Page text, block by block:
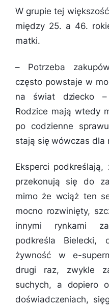
W grupie tej
między 25. a 46.
matki.
– Potrzeba
często powstaje w
na świat dziecko –
Rodzice mają wtedy
po codzienne
stają się wówczas dla
Eksperci
przekonują się do
mimo że wciąż ten
mocno rozwinięty,
innymi rynkami
podkreśla Bielecki,
żywność w e-
drugi raz, zwykle
suchych, a dopiero
doświadczeniach,